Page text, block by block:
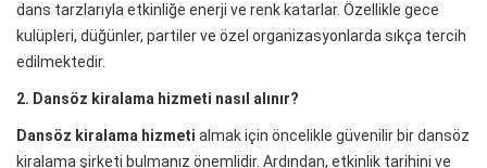
dans tarzlarıyla etkinliğe enerji ve renk katarlar. Özellikle gece
kulüpleri, düğünler, partiler ve özel organizasyonlarda sıkça tercih
edilmektedir.
2. Dansöz kiralama hizmeti nasıl alınır?
Dansöz kiralama hizmeti almak için öncelikle güvenilir bir dansöz
kiralama şirketi bulmanız önemlidir. Ardından, etkinlik tarihini ve